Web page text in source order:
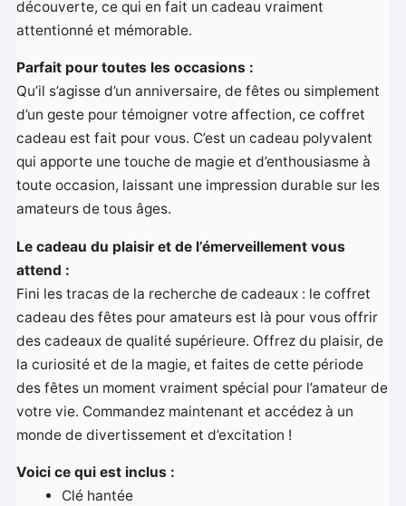
découverte, ce qui en fait un cadeau vraiment
attentionné et mémorable.
Parfait pour toutes les occasions :
Qu’il s’agisse d’un anniversaire, de fêtes ou simplement
d’un geste pour témoigner votre affection, ce coffret
cadeau est fait pour vous. C’est un cadeau polyvalent
qui apporte une touche de magie et d’enthousiasme à
toute occasion, laissant une impression durable sur les
amateurs de tous âges.
Le cadeau du plaisir et de l’émerveillement vous
attend :
Fini les tracas de la recherche de cadeaux : le coffret
cadeau des fêtes pour amateurs est là pour vous offrir
des cadeaux de qualité supérieure. Offrez du plaisir, de
la curiosité et de la magie, et faites de cette période
des fêtes un moment vraiment spécial pour l’amateur de
votre vie. Commandez maintenant et accédez à un
monde de divertissement et d’excitation !
Voici ce qui est inclus :
Clé hantée